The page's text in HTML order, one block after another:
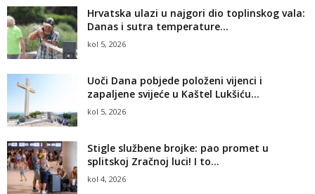
Hrvatska ulazi u najgori dio toplinskog vala:
Danas i sutra temperature...
kol 5, 2026
Uoči Dana pobjede položeni vijenci i
zapaljene svijeće u Kaštel Lukšiću...
kol 5, 2026
Stigle službene brojke: pao promet u
splitskoj Zračnoj luci! I to...
kol 4, 2026